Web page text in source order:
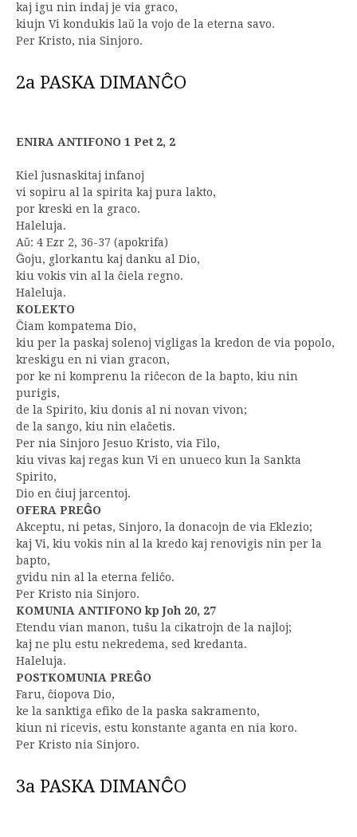
kaj igu nin indaj je via graco,
kiujn Vi kondukis laŭ la vojo de la eterna savo.
Per Kristo, nia Sinjoro.
2a PASKA DIMANĈO
ENIRA ANTIFONO 1 Pet 2, 2
Kiel ĵusnaskitaj infanoj
vi sopiru al la spirita kaj pura lakto,
por kreski en la graco.
Haleluja.
Aŭ: 4 Ezr 2, 36-37 (apokrifa)
Ĝoju, glorkantu kaj danku al Dio,
kiu vokis vin al la ĉiela regno.
Haleluja.
KOLEKTO
Ĉiam kompatema Dio,
kiu per la paskaj solenoj vigligas la kredon de via popolo,
kreskigu en ni vian gracon,
por ke ni komprenu la riĉecon de la bapto, kiu nin
purigis,
de la Spirito, kiu donis al ni novan vivon;
de la sango, kiu nin elaĉetis.
Per nia Sinjoro Jesuo Kristo, via Filo,
kiu vivas kaj regas kun Vi en unueco kun la Sankta
Spirito,
Dio en ĉiuj jarcentoj.
OFERA PREĜO
Akceptu, ni petas, Sinjoro, la donacojn de via Eklezio;
kaj Vi, kiu vokis nin al la kredo kaj renovigis nin per la
bapto,
gvidu nin al la eterna feliĉo.
Per Kristo nia Sinjoro.
KOMUNIA ANTIFONO kp Joh 20, 27
Etendu vian manon, tuŝu la cikatrojn de la najloj;
kaj ne plu estu nekredema, sed kredanta.
Haleluja.
POSTKOMUNIA PREĜO
Faru, ĉiopova Dio,
ke la sanktiga efiko de la paska sakramento,
kiun ni ricevis, estu konstante aganta en nia koro.
Per Kristo nia Sinjoro.
3a PASKA DIMANĈO